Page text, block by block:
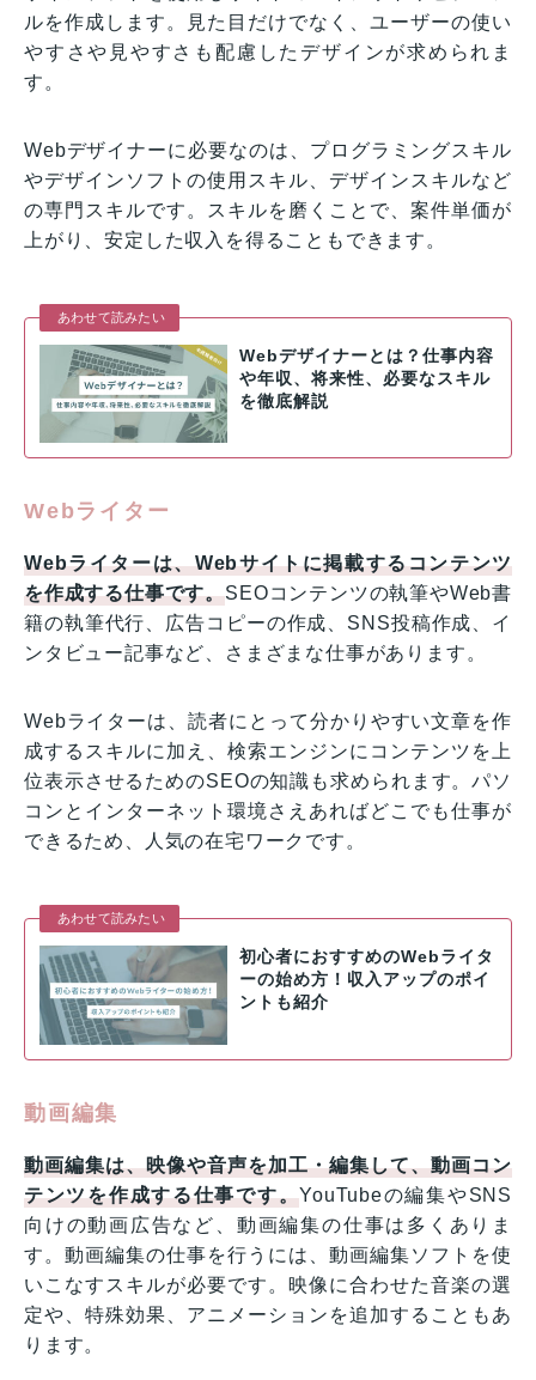
ルを作成します。見た目だけでなく、ユーザーの使い
やすさや見やすさも配慮したデザインが求められま
す。
Webデザイナーに必要なのは、プログラミングスキル
やデザインソフトの使用スキル、デザインスキルなど
の専門スキルです。スキルを磨くことで、案件単価が
上がり、安定した収入を得ることもできます。
あわせて読みたい
Webデザイナーとは？仕事内容
や年収、将来性、必要なスキル
を徹底解説
Webライター
Webライターは、Webサイトに掲載するコンテンツ
を作成する仕事です。SEOコンテンツの執筆やWeb書
籍の執筆代行、広告コピーの作成、SNS投稿作成、イ
ンタビュー記事など、さまざまな仕事があります。
Webライターは、読者にとって分かりやすい文章を作
成するスキルに加え、検索エンジンにコンテンツを上
位表示させるためのSEOの知識も求められます。パソ
コンとインターネット環境さえあればどこでも仕事が
できるため、人気の在宅ワークです。
あわせて読みたい
初心者におすすめのWebライタ
ーの始め方！収入アップのポイ
ントも紹介
動画編集
動画編集は、映像や音声を加工・編集して、動画コン
テンツを作成する仕事です。YouTubeの編集やSNS
向けの動画広告など、動画編集の仕事は多くありま
す。動画編集の仕事を行うには、動画編集ソフトを使
いこなすスキルが必要です。映像に合わせた音楽の選
定や、特殊効果、アニメーションを追加することもあ
ります。